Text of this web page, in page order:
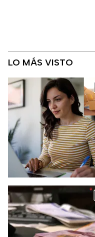
LO MÁS VISTO